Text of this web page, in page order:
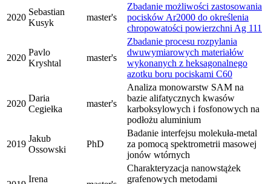
2020
Sebastian
Kusyk
master's
Zbadanie możliwości zastosowania
pocisków Ar2000 do określenia
chropowatości powierzchni Ag 111
2020
Pavlo
Kryshtal
master's
Zbadanie procesu rozpylania
dwuwymiarowych materiałów
wykonanych z heksagonalnego
azotku boru pociskami C60
2020
Daria
Cegiełka
master's
Analiza monowarstw SAM na
bazie alifatycznych kwasów
karboksylowych i fosfonowych na
podłożu aluminium
2019
Jakub
Ossowski
PhD
Badanie interfejsu molekuła-metal
za pomocą spektrometrii masowej
jonów wtórnych
Irena
Charakteryzacja nanowstążek
grafenowych metodami